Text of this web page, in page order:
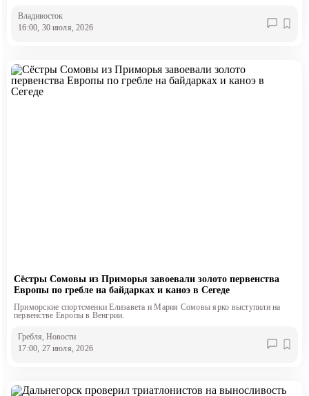
Владивосток
16:00, 30 июля, 2026
Сёстры Сомовы из Приморья завоевали золото первенства
Европы по гребле на байдарках и каноэ в Сегеде
Приморские спортсменки Елизавета и Мария Сомовы ярко выступили на
первенстве Европы в Венгрии.
Гребля, Новости
17:00, 27 июля, 2026